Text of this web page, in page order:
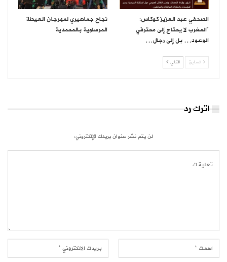
الصحفي عبد العزيز كوكاس:
“المغرب لا يحتاج إلى محترفي
الوعود… بل إلى رجال…
نجاح جماهيري لمهرجان العيطة
المرساوية بالمحمدية
السابق التالي
اترك رد
لن يتم نشر عنوان بريدك الإلكتروني.